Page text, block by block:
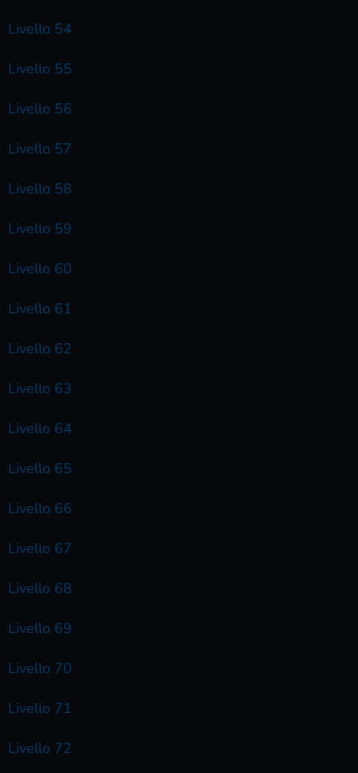
Livello 54
Livello 55
Livello 56
Livello 57
Livello 58
Livello 59
Livello 60
Livello 61
Livello 62
Livello 63
Livello 64
Livello 65
Livello 66
Livello 67
Livello 68
Livello 69
Livello 70
Livello 71
Livello 72